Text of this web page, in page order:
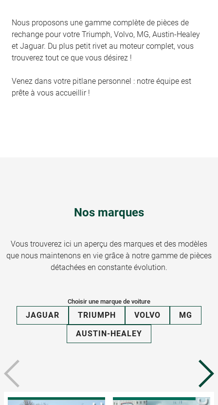
Nous proposons une gamme complète de pièces de
rechange pour votre Triumph, Volvo, MG, Austin-Healey
et Jaguar. Du plus petit rivet au moteur complet, vous
trouverez tout ce que vous désirez !
Venez dans votre pitlane personnel : notre équipe est
prête à vous accueillir !
Nos marques
Vous trouverez ici un aperçu des marques et des modèles
que nous maintenons en vie grâce à notre gamme de pièces
détachées en constante évolution.
Choisir une marque de voiture
JAGUAR TRIUMPH VOLVO
MG
AUSTIN-HEALEY